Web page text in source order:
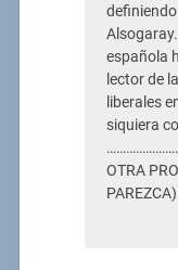
española
lector de
liberales
siquiera
OTRA
PAREZCA)